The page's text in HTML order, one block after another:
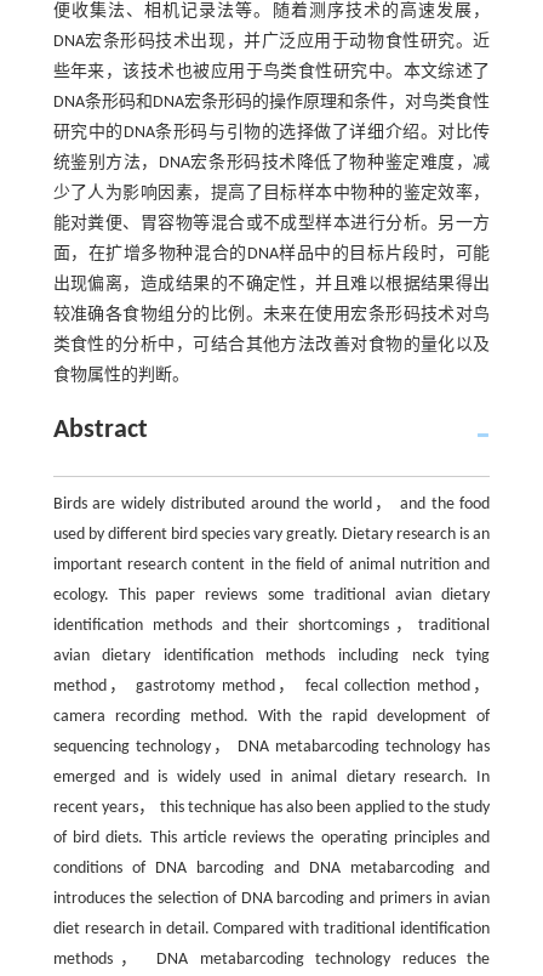
便收集法、相机记录法等。随着测序技术的高速发展，
DNA宏条形码技术出现，并广泛应用于动物食性研究。近
些年来，该技术也被应用于鸟类食性研究中。本文综述了
DNA条形码和DNA宏条形码的操作原理和条件，对鸟类食性
研究中的DNA条形码与引物的选择做了详细介绍。对比传
统鉴别方法，DNA宏条形码技术降低了物种鉴定难度，减
少了人为影响因素，提高了目标样本中物种的鉴定效率，
能对粪便、胃容物等混合或不成型样本进行分析。另一方
面，在扩增多物种混合的DNA样品中的目标片段时，可能
出现偏离，造成结果的不确定性，并且难以根据结果得出
较准确各食物组分的比例。未来在使用宏条形码技术对鸟
类食性的分析中，可结合其他方法改善对食物的量化以及
食物属性的判断。
Abstract
Birds are widely distributed around the world， and the food
used by different bird species vary greatly. Dietary research is an
important research content in the field of animal nutrition and
ecology. This paper reviews some traditional avian dietary
identification methods and their shortcomings，traditional
avian dietary identification methods including neck tying
method， gastrotomy method， fecal collection method，
camera recording method. With the rapid development of
sequencing technology， DNA metabarcoding technology has
emerged and is widely used in animal dietary research. In
recent years， this technique has also been applied to the study
of bird diets. This article reviews the operating principles and
conditions of DNA barcoding and DNA metabarcoding and
introduces the selection of DNA barcoding and primers in avian
diet research in detail. Compared with traditional identification
methods， DNA metabarcoding technology reduces the